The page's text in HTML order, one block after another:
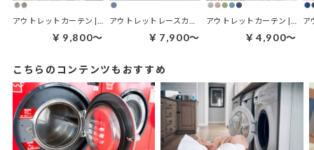
￥9,800～ ￥7,900～ ￥4,900～
こちらのコンテンツもおすすめ